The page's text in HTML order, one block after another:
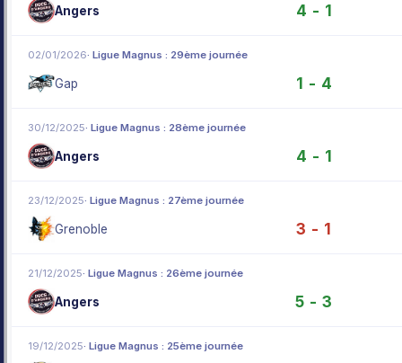
Angers 4 - 1
02/01/2026· Ligue Magnus : 29ème journée
Gap 1 - 4
30/12/2025· Ligue Magnus : 28ème journée
Angers 4 - 1
23/12/2025· Ligue Magnus : 27ème journée
Grenoble 3 - 1
21/12/2025· Ligue Magnus : 26ème journée
Angers 5 - 3
19/12/2025· Ligue Magnus : 25ème journée